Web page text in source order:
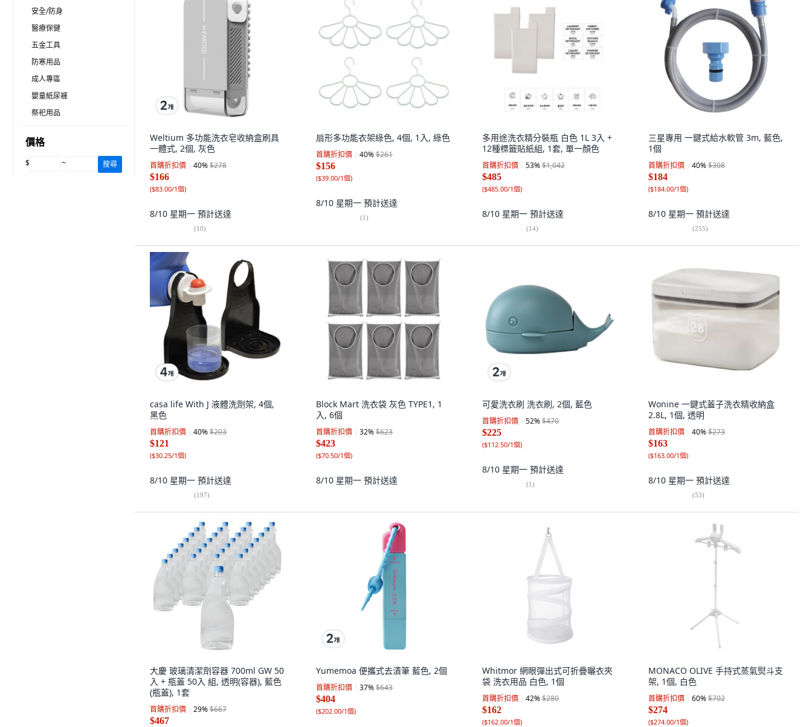
安全/防身
醫療保健
五金工具
防寒用品
成人專區
嬰童紙尿褲
祭祀用品
價格
$ ~ 搜尋
Weltium 多功能洗衣皂收納盒刷具
一體式, 2個, 灰色
首購折扣價 40%$278
$166
($83.00/1個)
8/10 星期一 預計送達
(10)
扇形多功能衣架綠色, 4個, 1入, 綠色
首購折扣價 40%$261
$156
($39.00/1個)
8/10 星期一 預計送達
(1)
多用途洗衣精分裝瓶 白色 1L 3入 +
12種標籤貼紙組, 1套, 單一顏色
首購折扣價 53%$1,042
$485
($485.00/1個)
8/10 星期一 預計送達
(14)
三星專用 一鍵式給水軟管 3m, 藍色,
1個
首購折扣價 40%$308
$184
($184.00/1個)
8/10 星期一 預計送達
(255)
casa life With J 液體洗劑架, 4個,
黑色
首購折扣價 40%$203
$121
($30.25/1個)
8/10 星期一 預計送達
(197)
Block Mart 洗衣袋 灰色 TYPE1, 1
入, 6個
首購折扣價 32%$623
$423
($70.50/1個)
8/10 星期一 預計送達
可愛洗衣刷 洗衣刷, 2個, 藍色
首購折扣價 52%$470
$225
($112.50/1個)
8/10 星期一 預計送達
(1)
Wonine 一鍵式蓋子洗衣精收納盒
2.8L, 1個, 透明
首購折扣價 40%$273
$163
($163.00/1個)
8/10 星期一 預計送達
(53)
大慶 玻璃清潔劑容器 700ml GW 50
入 + 瓶蓋 50入 組, 透明(容器), 藍色
(瓶蓋), 1套
首購折扣價 29%$667
$467
Yumemoa 便攜式去漬筆 藍色, 2個
首購折扣價 37%$643
$404
($202.00/1個)
Whitmor 網眼彈出式可折疊曬衣夾
袋 洗衣用品 白色, 1個
首購折扣價 42%$280
$162
($162.00/1個)
MONACO OLIVE 手持式蒸氣熨斗支
架, 1個, 白色
首購折扣價 60%$702
$274
($274.00/1個)